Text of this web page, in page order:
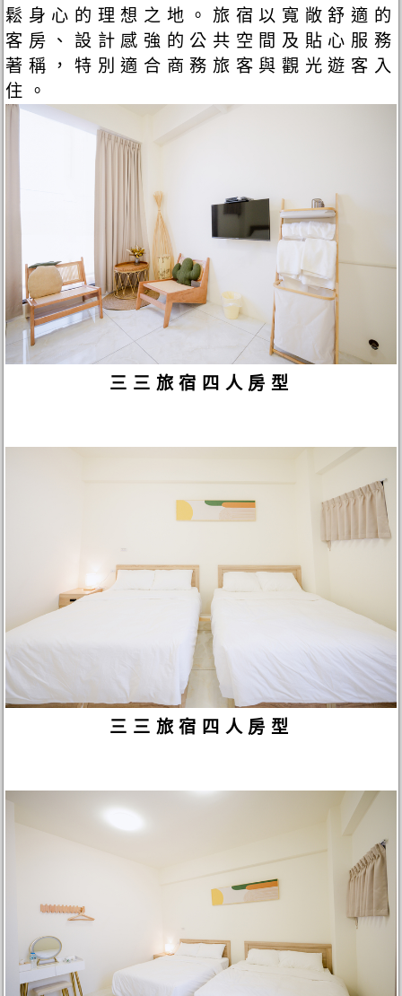
鬆身心的理想之地。旅宿以寬敞舒適的
客房、設計感強的公共空間及貼心服務
著稱，特別適合商務旅客與觀光遊客入
住。
三三旅宿四人房型
三三旅宿四人房型